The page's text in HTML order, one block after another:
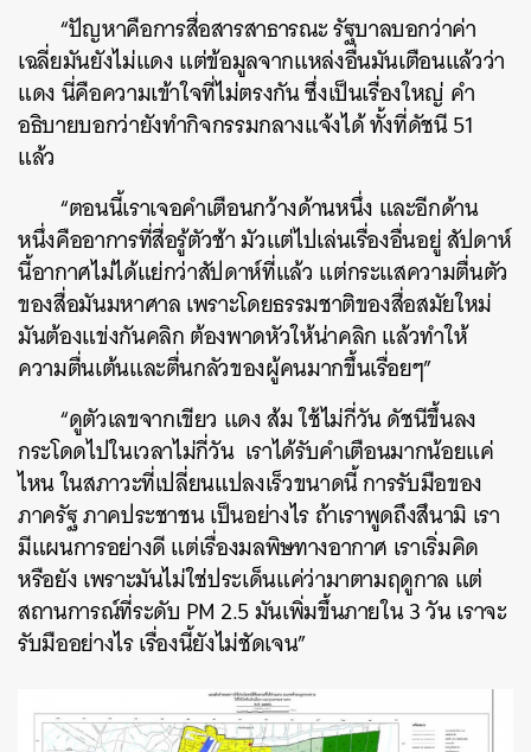
“ปัญหาคือการสื่อสารสาธารณะ รัฐบาลบอกว่าค่า
เฉลี่ยมันยังไม่แดง แต่ข้อมูลจากแหล่งอื่นมันเตือนแล้วว่า
แดง นี่คือความเข้าใจที่ไม่ตรงกัน ซึ่งเป็นเรื่องใหญ่ คำ
อธิบายบอกว่ายังทำกิจกรรมกลางแจ้งได้ ทั้งที่ดัชนี 51
แล้ว
“ตอนนี้เราเจอคำเตือนกว้างด้านหนึ่ง และอีกด้าน
หนึ่งคืออาการที่สื่อรู้ตัวช้า มัวแต่ไปเล่นเรื่องอื่นอยู่ สัปดาห์
นี้อากาศไม่ได้แย่กว่าสัปดาห์ที่แล้ว แต่กระแสความตื่นตัว
ของสื่อมันมหาศาล เพราะโดยธรรมชาติของสื่อสมัยใหม่
มันต้องแข่งกันคลิก ต้องพาดหัวให้น่าคลิก แล้วทำให้
ความตื่นเต้นและตื่นกลัวของผู้คนมากขึ้นเรื่อยๆ”
“ดูตัวเลขจากเขียว แดง ส้ม ใช้ไม่กี่วัน ดัชนีขึ้นลง
กระโดดไปในเวลาไม่กี่วัน เราได้รับคำเตือนมากน้อยแค่
ไหน ในสภาวะที่เปลี่ยนแปลงเร็วขนาดนี้ การรับมือของ
ภาครัฐ ภาคประชาชน เป็นอย่างไร ถ้าเราพูดถึงสึนามิ เรา
มีแผนการอย่างดี แต่เรื่องมลพิษทางอากาศ เราเริ่มคิด
หรือยัง เพราะมันไม่ใช่ประเด็นแค่ว่ามาตามฤดูกาล แต่
สถานการณ์ที่ระดับ PM 2.5 มันเพิ่มขึ้นภายใน 3 วัน เราจะ
รับมืออย่างไร เรื่องนี้ยังไม่ชัดเจน”